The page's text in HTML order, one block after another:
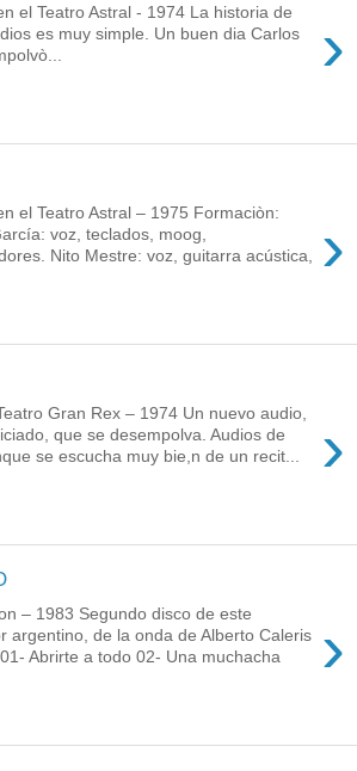
›
el Teatro Astral - 1974 La historia de
es muy simple. Un buen dia Carlos
›
el Teatro Astral – 1975 Formaciòn:
voz, teclados, moog,
Nito Mestre: voz, guitarra acústica,
›
Gran Rex – 1974 Un nuevo audio,
que se desempolva. Audios de
se escucha muy bie,n de un recit...
›
– 1983 Segundo disco de este
argentino, de la onda de Alberto Caleris
Abrirte a todo 02- Una muchacha